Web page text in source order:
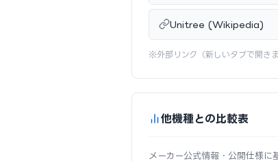
Unitree (Wikipedia)
※外部リンク（新しいタブで開き
他機種との比較表
メーカー公式情報・公開仕様に